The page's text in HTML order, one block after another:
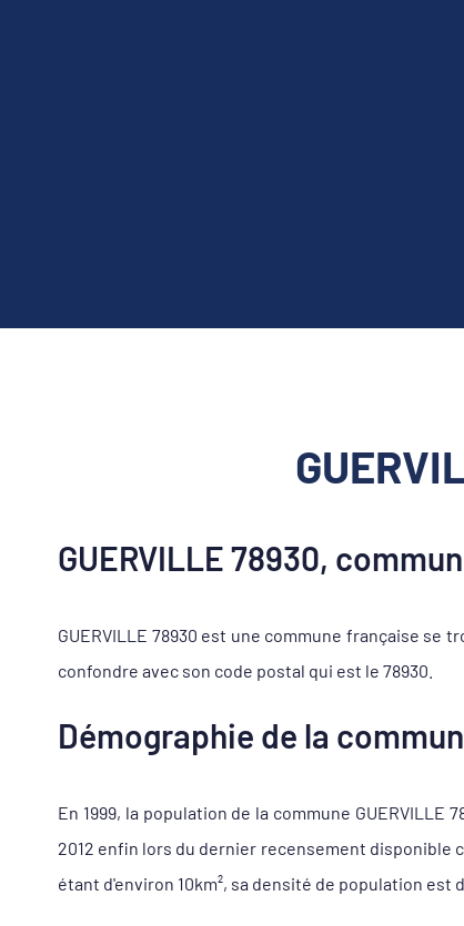
GUERVILLE 78930,
GUERVILLE 78930 est une commune française se
confondre avec son code postal qui est le 78930.
Démographie de la
En 1999, la population de la commune
2012 enfin lors du dernier recensement disponible
étant d'environ 10km², sa densité de population est